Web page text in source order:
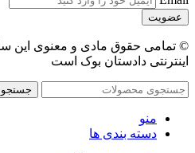
© تمامی حقوق مادی و معنوی این
اینترنتی دادستان بوک است
جستجو
منو
دسته بندی ها